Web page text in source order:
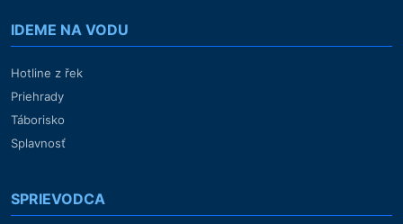
IDEME NA VODU
Hotline z řek
Priehrady
Táborisko
Splavnosť
SPRIEVODCA